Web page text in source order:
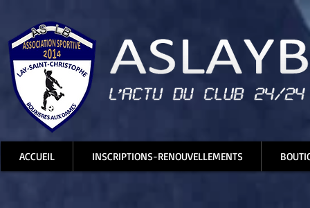
ACCUEIL INSCRIPTIONS-RENOUVELLEMENTS